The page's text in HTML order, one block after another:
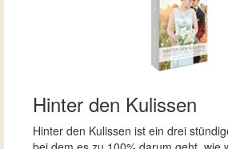
Hinter den Kulissen
Hinter den Kulissen ist ein drei